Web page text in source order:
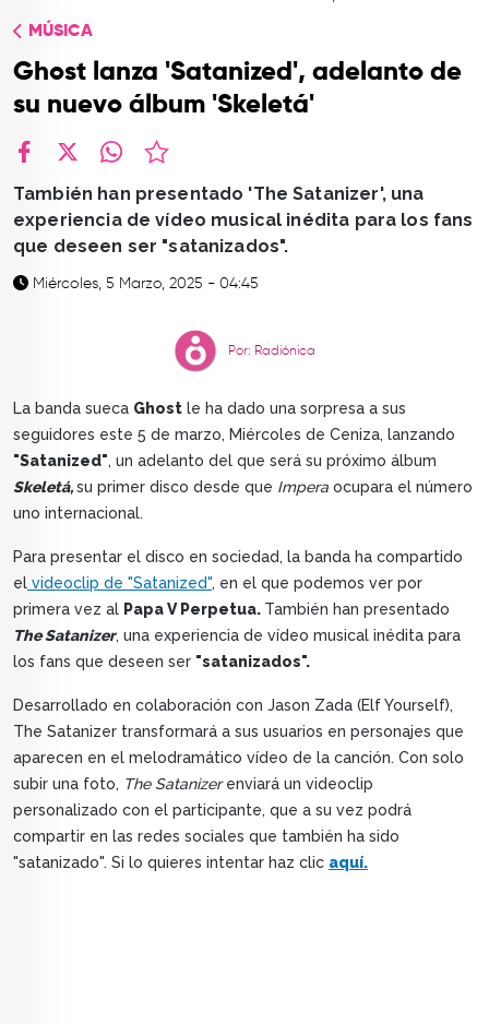
CONTACTO
MÚSICA
Ghost lanza 'Satanized', adelanto de
su nuevo álbum 'Skeletá'
También han presentado 'The Satanizer', una
experiencia de vídeo musical inédita para los fans
que deseen ser "satanizados".
Miércoles, 5 Marzo, 2025 - 04:45
Por: Radiónica
La banda sueca Ghost le ha dado una sorpresa a sus
seguidores este 5 de marzo, Miércoles de Ceniza, lanzando
"Satanized", un adelanto del que será su próximo álbum
Skeletá,su primer disco desde que Impera ocupara el número
uno internacional.
Para presentar el disco en sociedad, la banda ha compartido
el videoclip de "Satanized", en el que podemos ver por
primera vez al Papa V Perpetua. También han presentado
The Satanizer, una experiencia de vídeo musical inédita para
los fans que deseen ser "satanizados".
Desarrollado en colaboración con Jason Zada (Elf Yourself),
The Satanizer transformará a sus usuarios en personajes que
aparecen en el melodramático vídeo de la canción. Con solo
subir una foto, The Satanizerenviará un videoclip
personalizado con el participante, que a su vez podrá
compartir en las redes sociales que también ha sido
"satanizado". Si lo quieres intentar haz clic aquí.